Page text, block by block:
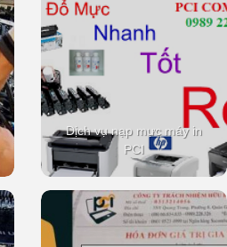
Dịch vụ nạp mực máy in
PCI